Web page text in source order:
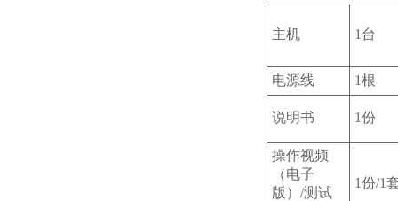
主机 1台
电源线 1根
说明书 1份
操作视频
（电子
版）/测试
1份/1